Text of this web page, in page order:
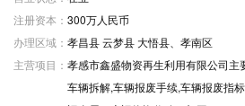
注册资本： 300万人民币
办理区域： 孝昌县 云梦县 大悟县、孝南区
主营项目： 孝感市鑫盛物资再生利用有限公司主
车辆拆解,车辆报废手续,车辆报废指